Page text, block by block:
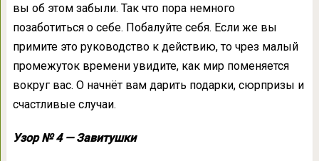
вы об этом забыли. Так что пора немного
позаботиться о себе. Побалуйте себя. Если же вы
примите это руководство к действию, то чрез малый
промежуток времени увидите, как мир поменяется
вокруг вас. О начнёт вам дарить подарки, сюрпризы и
счастливые случаи.
Узор № 4 — Завитушки